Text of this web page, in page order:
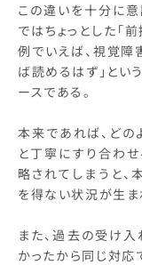
この違いを十分に
ではちょっとした「
例でいえば、視覚障
ば読めるはず」とい
ースである。
本来であれば、ど
と丁寧にすり合わ
略されてしまうと
を得ない状況が生ま
また、過去の受け
かったから同じ対応